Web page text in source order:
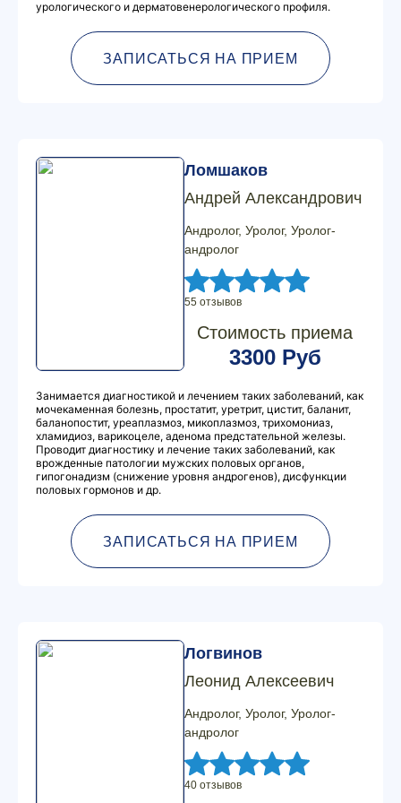
урологического и дерматовенерологического профиля.
ЗАПИСАТЬСЯ НА ПРИЕМ
Ломшаков
Андрей Александрович
Андролог, Уролог, Уролог-
андролог
55 отзывов
Стоимость приема
3300 Руб
Занимается диагностикой и лечением таких заболеваний, как
мочекаменная болезнь, простатит, уретрит, цистит, баланит,
баланопостит, уреаплазмоз, микоплазмоз, трихомониаз,
хламидиоз, варикоцеле, аденома предстательной железы.
Проводит диагностику и лечение таких заболеваний, как
врожденные патологии мужских половых органов,
гипогонадизм (снижение уровня андрогенов), дисфункции
половых гормонов и др.
ЗАПИСАТЬСЯ НА ПРИЕМ
Логвинов
Леонид Алексеевич
Андролог, Уролог, Уролог-
андролог
40 отзывов